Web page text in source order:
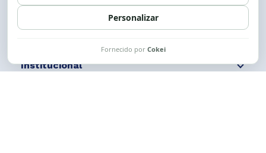
Siga nossas redes Fale conosco
Institucional